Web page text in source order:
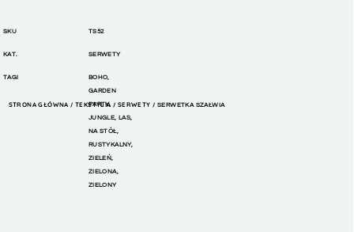
SKU TS52
KAT. SERWETY
TAGI BOHO,
GARDEN
PARTY,
JUNGLE, LAS,
NA STÓŁ,
RUSTYKALNY,
ZIELEŃ,
ZIELONA,
ZIELONY
STRONA GŁÓWNA /TEKSTYLIA / SERWETY / SERWETKA SZAŁWIA